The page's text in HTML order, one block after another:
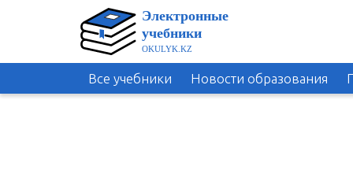
Все учебники Новости образования